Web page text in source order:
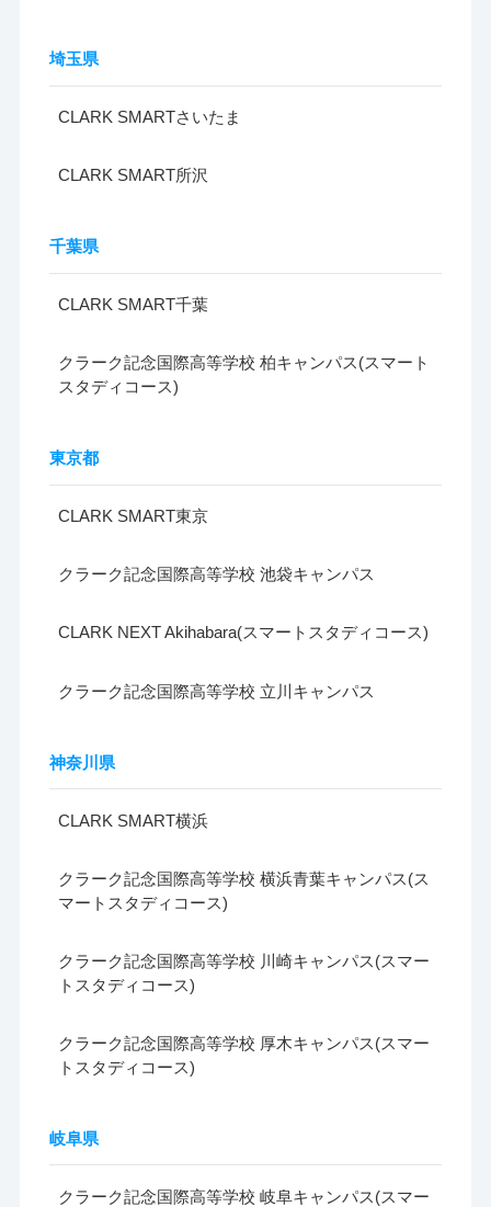
埼玉県
CLARK SMARTさいたま
CLARK SMART所沢
千葉県
CLARK SMART千葉
クラーク記念国際高等学校 柏キャンパス(スマート
スタディコース)
東京都
CLARK SMART東京
クラーク記念国際高等学校 池袋キャンパス
CLARK NEXT Akihabara(スマートスタディコース)
クラーク記念国際高等学校 立川キャンパス
神奈川県
CLARK SMART横浜
クラーク記念国際高等学校 横浜青葉キャンパス(ス
マートスタディコース)
クラーク記念国際高等学校 川崎キャンパス(スマー
トスタディコース)
クラーク記念国際高等学校 厚木キャンパス(スマー
トスタディコース)
岐阜県
クラーク記念国際高等学校 岐阜キャンパス(スマー